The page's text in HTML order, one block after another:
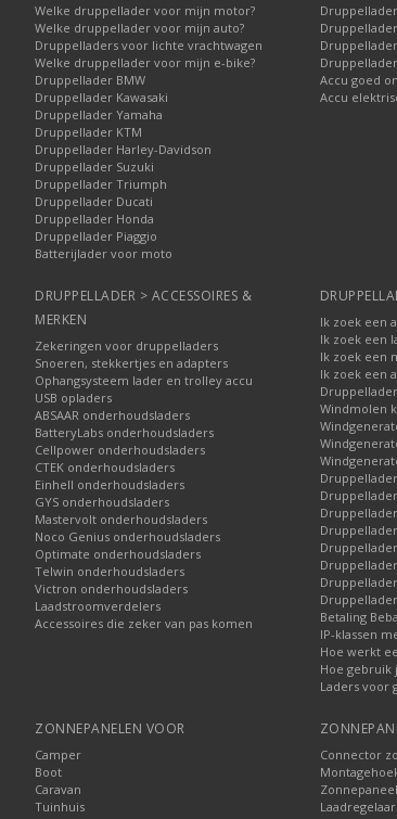
Welke druppellader voor mijn motor?
Welke druppellader voor mijn auto?
Druppelladers voor lichte vrachtwagen
Welke druppellader voor mijn e-bike?
Druppellader BMW
Druppellader Kawasaki
Druppellader Yamaha
Druppellader KTM
Druppellader Harley-Davidson
Druppellader Suzuki
Druppellader Triumph
Druppellader Ducati
Druppellader Honda
Druppellader Piaggio
Batterijlader voor moto
Accu goed
Accu
DRUPPELLADER > ACCESSOIRES &
MERKEN
Zekeringen voor druppelladers
Snoeren, stekkertjes en adapters
Ophangsysteem lader en trolley accu
USB opladers
ABSAAR onderhoudsladers
BatteryLabs onderhoudsladers
Cellpower onderhoudsladers
CTEK onderhoudsladers
Einhell onderhoudsladers
GYS onderhoudsladers
Mastervolt onderhoudsladers
Noco Genius onderhoudsladers
Optimate onderhoudsladers
Telwin onderhoudsladers
Victron onderhoudsladers
Laadstroomverdelers
Accessoires die zeker van pas komen
Ik zoek een
Ik zoek een
Ik zoek een
Ik zoek een
Windmolen
Betaling
IP-klassen
Hoe werkt
Hoe gebruik
Laders voor
ZONNEPANELEN VOOR
Camper
Boot
Caravan
Tuinhuis
Connector